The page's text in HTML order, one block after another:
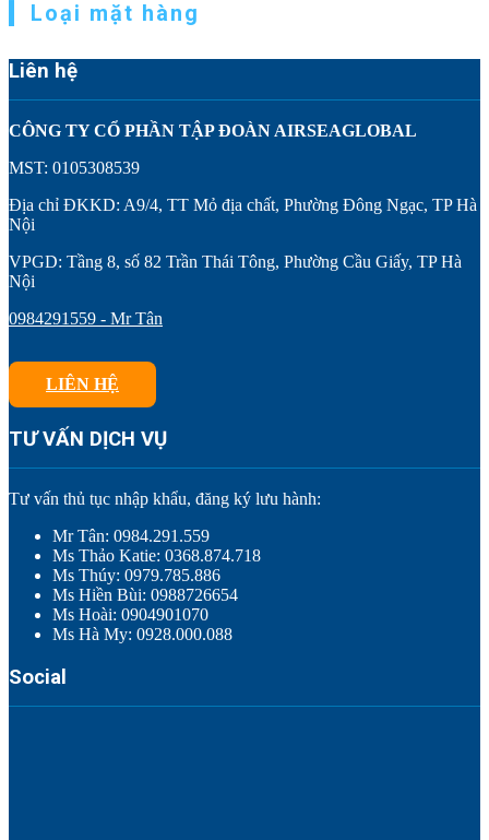
Loại mặt hàng
Liên hệ
CÔNG TY CỔ PHẦN TẬP ĐOÀN AIRSEAGLOBAL
MST: 0105308539
Địa chỉ ĐKKD: A9/4, TT Mỏ địa chất, Phường Đông Ngạc, TP Hà
Nội
VPGD: Tầng 8, số 82 Trần Thái Tông, Phường Cầu Giấy, TP Hà
Nội
0984291559 - Mr Tân
LIÊN HỆ
TƯ VẤN DỊCH VỤ
Tư vấn thủ tục nhập khẩu, đăng ký lưu hành:
Mr Tân: 0984.291.559
Ms Thảo Katie: 0368.874.718
Ms Thúy: 0979.785.886
Ms Hiền Bùi: 0988726654
Ms Hoài: 0904901070
Ms Hà My: 0928.000.088
Social